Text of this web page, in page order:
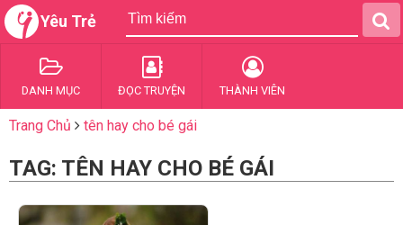
Yêu Trẻ
DANH MỤC ĐỌC TRUYỆN THÀNH VIÊN
Trang Chủ tên hay cho bé gái
TAG: TÊN HAY CHO BÉ GÁI